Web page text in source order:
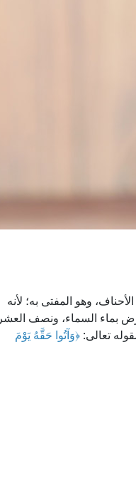
وهو المفتى به؛ لأنه
بماء السماء، ونصف العشر
تعالى: ﴿وَآتُوا حَقَّهُ يَوْمَ